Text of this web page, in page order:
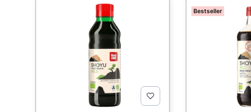
Bestseller